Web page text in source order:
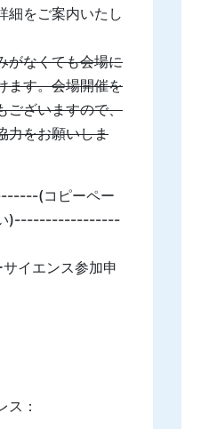
細をご案内いたし
がなくても会場に
ます。会場開催を
ございますので、
力をお願いしま
(コピーペー
い)-----------------
サイエンス参加申
ス：